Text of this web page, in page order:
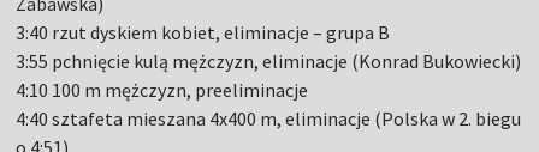
3:40 rzut dyskiem kobiet, eliminacje – grupa B
3:55 pchnięcie kulą mężczyzn, eliminacje (Konrad Bukowiecki)
4:10 100 m mężczyzn, preeliminacje
4:40 sztafeta mieszana 4x400 m, eliminacje (Polska w 2. biegu
o 4:51)